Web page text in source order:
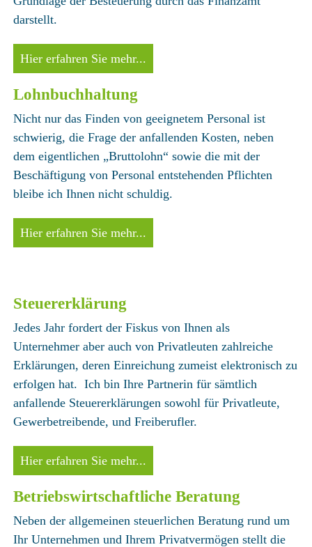
darstellt.
Hier erfahren Sie mehr...
Lohnbuchhaltung
Nicht nur das Finden von geeignetem Personal ist
schwierig, die Frage der anfallenden Kosten, neben
dem eigentlichen „Bruttolohn“ sowie die mit der
Beschäftigung von Personal entstehenden Pflichten
bleibe ich Ihnen nicht schuldig.
Hier erfahren Sie mehr...
Steuererklärung
Jedes Jahr fordert der Fiskus von Ihnen als
Unternehmer aber auch von Privatleuten zahlreiche
Erklärungen, deren Einreichung zumeist elektronisch zu
erfolgen hat. Ich bin Ihre Partnerin für sämtlich
anfallende Steuererklärungen sowohl für Privatleute,
Gewerbetreibende, und Freiberufler.
Hier erfahren Sie mehr...
Betriebswirtschaftliche Beratung
Neben der allgemeinen steuerlichen Beratung rund um
Ihr Unternehmen und Ihrem Privatvermögen stellt die